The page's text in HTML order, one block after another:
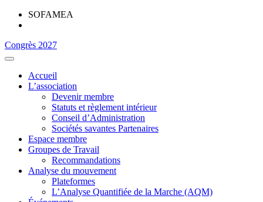
SOFAMEA
Congrès 2027
Accueil
L’association
Devenir membre
Statuts et règlement intérieur
Conseil d’Administration
Sociétés savantes Partenaires
Espace membre
Groupes de Travail
Recommandations
Analyse du mouvement
Plateformes
L’Analyse Quantifiée de la Marche (AQM)